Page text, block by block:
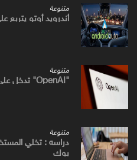
متنوعة
أندرويد أوتو يتربع
متنوعة
"OpenAI" تدخل علي خط الصراع مع أمازون
متنوعة
دراسه : تخلي
بوك